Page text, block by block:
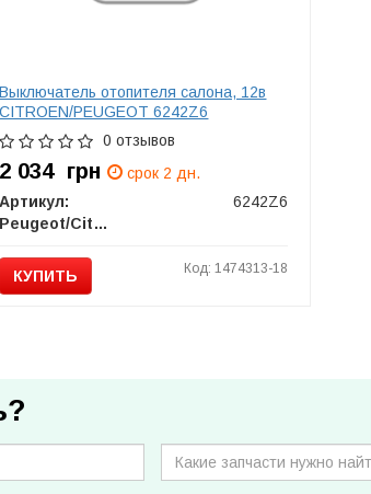
Выключатель отопителя салона, 12в
CITROEN/PEUGEOT 6242Z6
0 отзывов
2 034 грн
срок 2 дн.
Артикул:
6242Z6
Peugeot/Citroen
КУПИТЬ Код: 1474313-18